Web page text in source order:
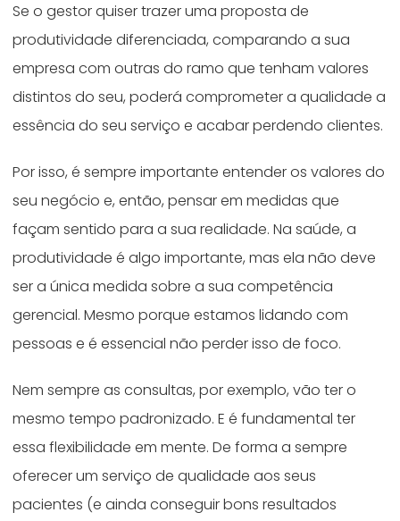
Se o gestor quiser trazer uma proposta de
produtividade diferenciada, comparando a sua
empresa com outras do ramo que tenham valores
distintos do seu, poderá comprometer a qualidade a
essência do seu serviço e acabar perdendo clientes.
Por isso, é sempre importante entender os valores do
seu negócio e, então, pensar em medidas que
façam sentido para a sua realidade. Na saúde, a
produtividade é algo importante, mas ela não deve
ser a única medida sobre a sua competência
gerencial. Mesmo porque estamos lidando com
pessoas e é essencial não perder isso de foco.
Nem sempre as consultas, por exemplo, vão ter o
mesmo tempo padronizado. E é fundamental ter
essa flexibilidade em mente. De forma a sempre
oferecer um serviço de qualidade aos seus
pacientes (e ainda conseguir bons resultados